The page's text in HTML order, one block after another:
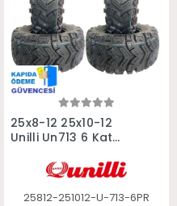
Sepete Ekle
25x8-12 25x10-12
Unilli Un713 6 Kat
25812-251012-U-713-6PR